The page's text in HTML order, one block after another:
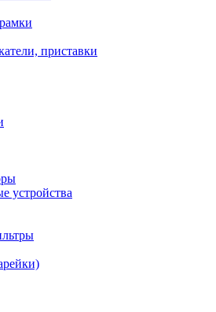
приставки
устройства